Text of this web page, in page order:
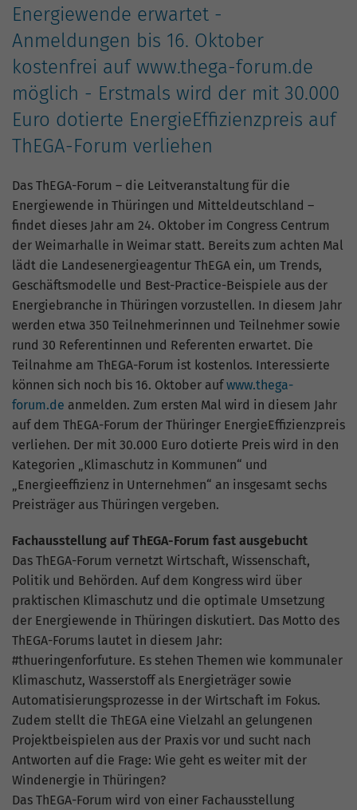
Energiewende erwartet -
Anmeldungen bis 16. Oktober
kostenfrei auf www.thega-forum.de
möglich - Erstmals wird der mit 30.000
Euro dotierte EnergieEffizienzpreis auf
ThEGA-Forum verliehen
Das ThEGA-Forum – die Leitveranstaltung für die
Energiewende in Thüringen und Mitteldeutschland –
findet dieses Jahr am 24. Oktober im Congress Centrum
der Weimarhalle in Weimar statt. Bereits zum achten Mal
lädt die Landesenergieagentur ThEGA ein, um Trends,
Geschäftsmodelle und Best-Practice-Beispiele aus der
Energiebranche in Thüringen vorzustellen. In diesem Jahr
werden etwa 350 Teilnehmerinnen und Teilnehmer sowie
rund 30 Referentinnen und Referenten erwartet. Die
Teilnahme am ThEGA-Forum ist kostenlos. Interessierte
können sich noch bis 16. Oktober aufwww.thega-
forum.de anmelden. Zum ersten Mal wird in diesem Jahr
auf dem ThEGA-Forum der Thüringer EnergieEffizienzpreis
verliehen. Der mit 30.000 Euro dotierte Preis wird in den
Kategorien „Klimaschutz in Kommunen“ und
„Energieeffizienz in Unternehmen“ an insgesamt sechs
Preisträger aus Thüringen vergeben.
Fachausstellung auf ThEGA-Forum fast ausgebucht
Das ThEGA-Forum vernetzt Wirtschaft, Wissenschaft,
Politik und Behörden. Auf dem Kongress wird über
praktischen Klimaschutz und die optimale Umsetzung
der Energiewende in Thüringen diskutiert. Das Motto des
ThEGA-Forums lautet in diesem Jahr:
#thueringenforfuture. Es stehen Themen wie kommunaler
Klimaschutz, Wasserstoff als Energieträger sowie
Automatisierungsprozesse in der Wirtschaft im Fokus.
Zudem stellt die ThEGA eine Vielzahl an gelungenen
Projektbeispielen aus der Praxis vor und sucht nach
Antworten auf die Frage: Wie geht es weiter mit der
Windenergie in Thüringen?
Das ThEGA-Forum wird von einer Fachausstellung
Zweck
Nutzung der Website für den
Analysebericht der Website zu verfolgen.
Die Cookies speichern Informationen
anonym und weisen eine zufällig
generierte Nummer zu, um eindeutige
Besucher zu identifizieren.
Name _gid
Anbieter Google Analytics
Laufzeit
Zweck
installiert. Das Cookie wird verwendet,
um Informationen darüber zu speichern,
wie Besucher eine Website nutzen, und
hilft bei der Erstellung eines
Analyseberichts darüber, wie es der
Website geht. Die erhobenen Daten
umfassen die Anzahl der Besucher, die
Quelle, aus der sie stammen, und die
Seiten in anonymisierter Form.
Name _gat_G-ZN01JG6TS4
Anbieter Google Analytics
Laufzeit 1 Minute
Zweck
Dies ist ein von Google Analytics
gesetztes Cookie vom Mustertyp, bei dem
das Musterelement auf dem Namen die
eindeutige Identitätsnummer des Kontos
oder der Website enthält, auf das es sich
bezieht. Es scheint eine Variation des
_gat-Cookies zu sein, das verwendet wird,
um die von Google auf Websites mit
hohem Traffic-Aufkommen
aufgezeichnete Datenmenge zu